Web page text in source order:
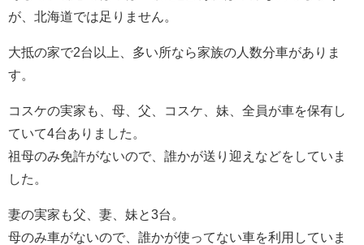
が、北海道では足りません。
大抵の家で2台以上、多い所なら家族の人数分車がありま
す。
コスケの実家も、母、父、コスケ、妹、全員が車を保有し
ていて4台ありました。
祖母のみ免許がないので、誰かが送り迎えなどをしていま
した。
妻の実家も父、妻、妹と3台。
母のみ車がないので、誰かが使ってない車を利用していま